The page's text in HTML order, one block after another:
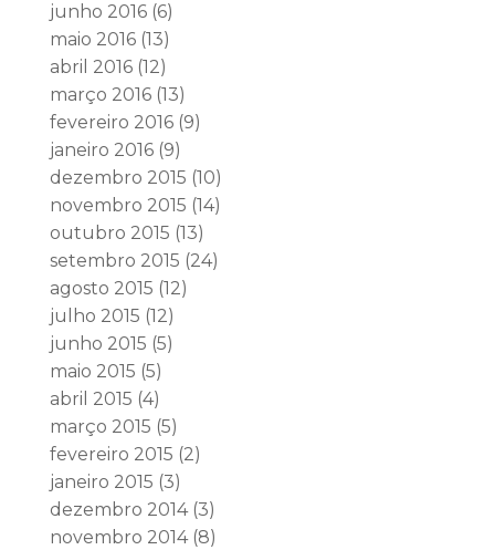
junho 2016(6)
maio 2016(13)
abril 2016(12)
março 2016(13)
fevereiro 2016(9)
janeiro 2016(9)
dezembro 2015 (10)
novembro 2015 (14)
outubro 2015 (13)
setembro 2015 (24)
agosto 2015 (12)
julho 2015 (12)
junho 2015 (5)
maio 2015 (5)
abril 2015 (4)
março 2015 (5)
fevereiro 2015 (2)
janeiro 2015 (3)
dezembro 2014(3)
novembro 2014(8)